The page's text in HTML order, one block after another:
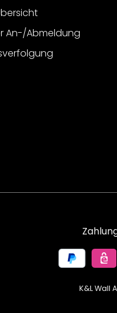
An-/Abmeldung
K&L Wall